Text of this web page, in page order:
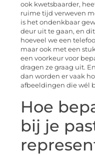
ook kwetsbaarder,
ruime tijd verweven
is het ondenkbaar
deur uit te gaan, en
hoeveel we een
maar ook met een
een voorkeur voor
dragen ze graag uit.
dan worden er vaak
afbeeldingen die wél
Hoe
bij je